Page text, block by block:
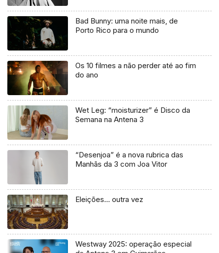
Bad Bunny: uma noite mais, de
Porto Rico para o mundo
Os 10 filmes a não perder até ao fim
do ano
Wet Leg: “moisturizer” é Disco da
Semana na Antena 3
“Desenjoa” é a nova rubrica das
Manhãs da 3 com Joa Vitor
Eleições… outra vez
Westway 2025: operação especial